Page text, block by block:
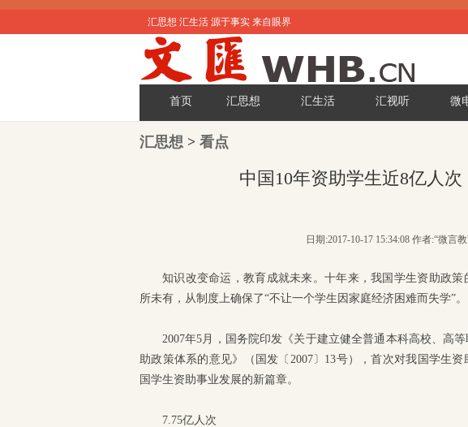
汇思想 汇生活 源于事实 来自眼界
首页 汇思想 汇生活 汇视听 微
汇思想 > 看点
中国10年资助学生近8亿人
日期:2017-10-17 15:34:08 作者:“微言
知识改变命运，教育成就未来。十年来，我国学生资助政
所未有，从制度上确保了“不让一个学生因家庭经济困难而失学”。
2007年5月，国务院印发《关于建立健全普通本科高校、高
助政策体系的意见》（国发〔2007〕13号），首次对我国学生
国学生资助事业发展的新篇章。
7.75亿人次